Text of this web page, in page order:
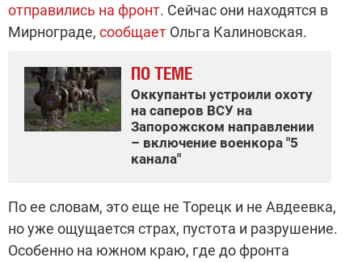
отправились на фронт. Сейчас они находятся в
Мирнограде, сообщает Ольга Калиновская.
ПО ТЕМЕ
Оккупанты устроили охоту
на саперов ВСУ на
Запорожском направлении
– включение военкора "5
канала"
По ее словам, это еще не Торецк и не Авдеевка,
но уже ощущается страх, пустота и разрушение.
Особенно на южном краю, где до фронта